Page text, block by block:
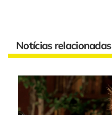
Notícias relacionadas